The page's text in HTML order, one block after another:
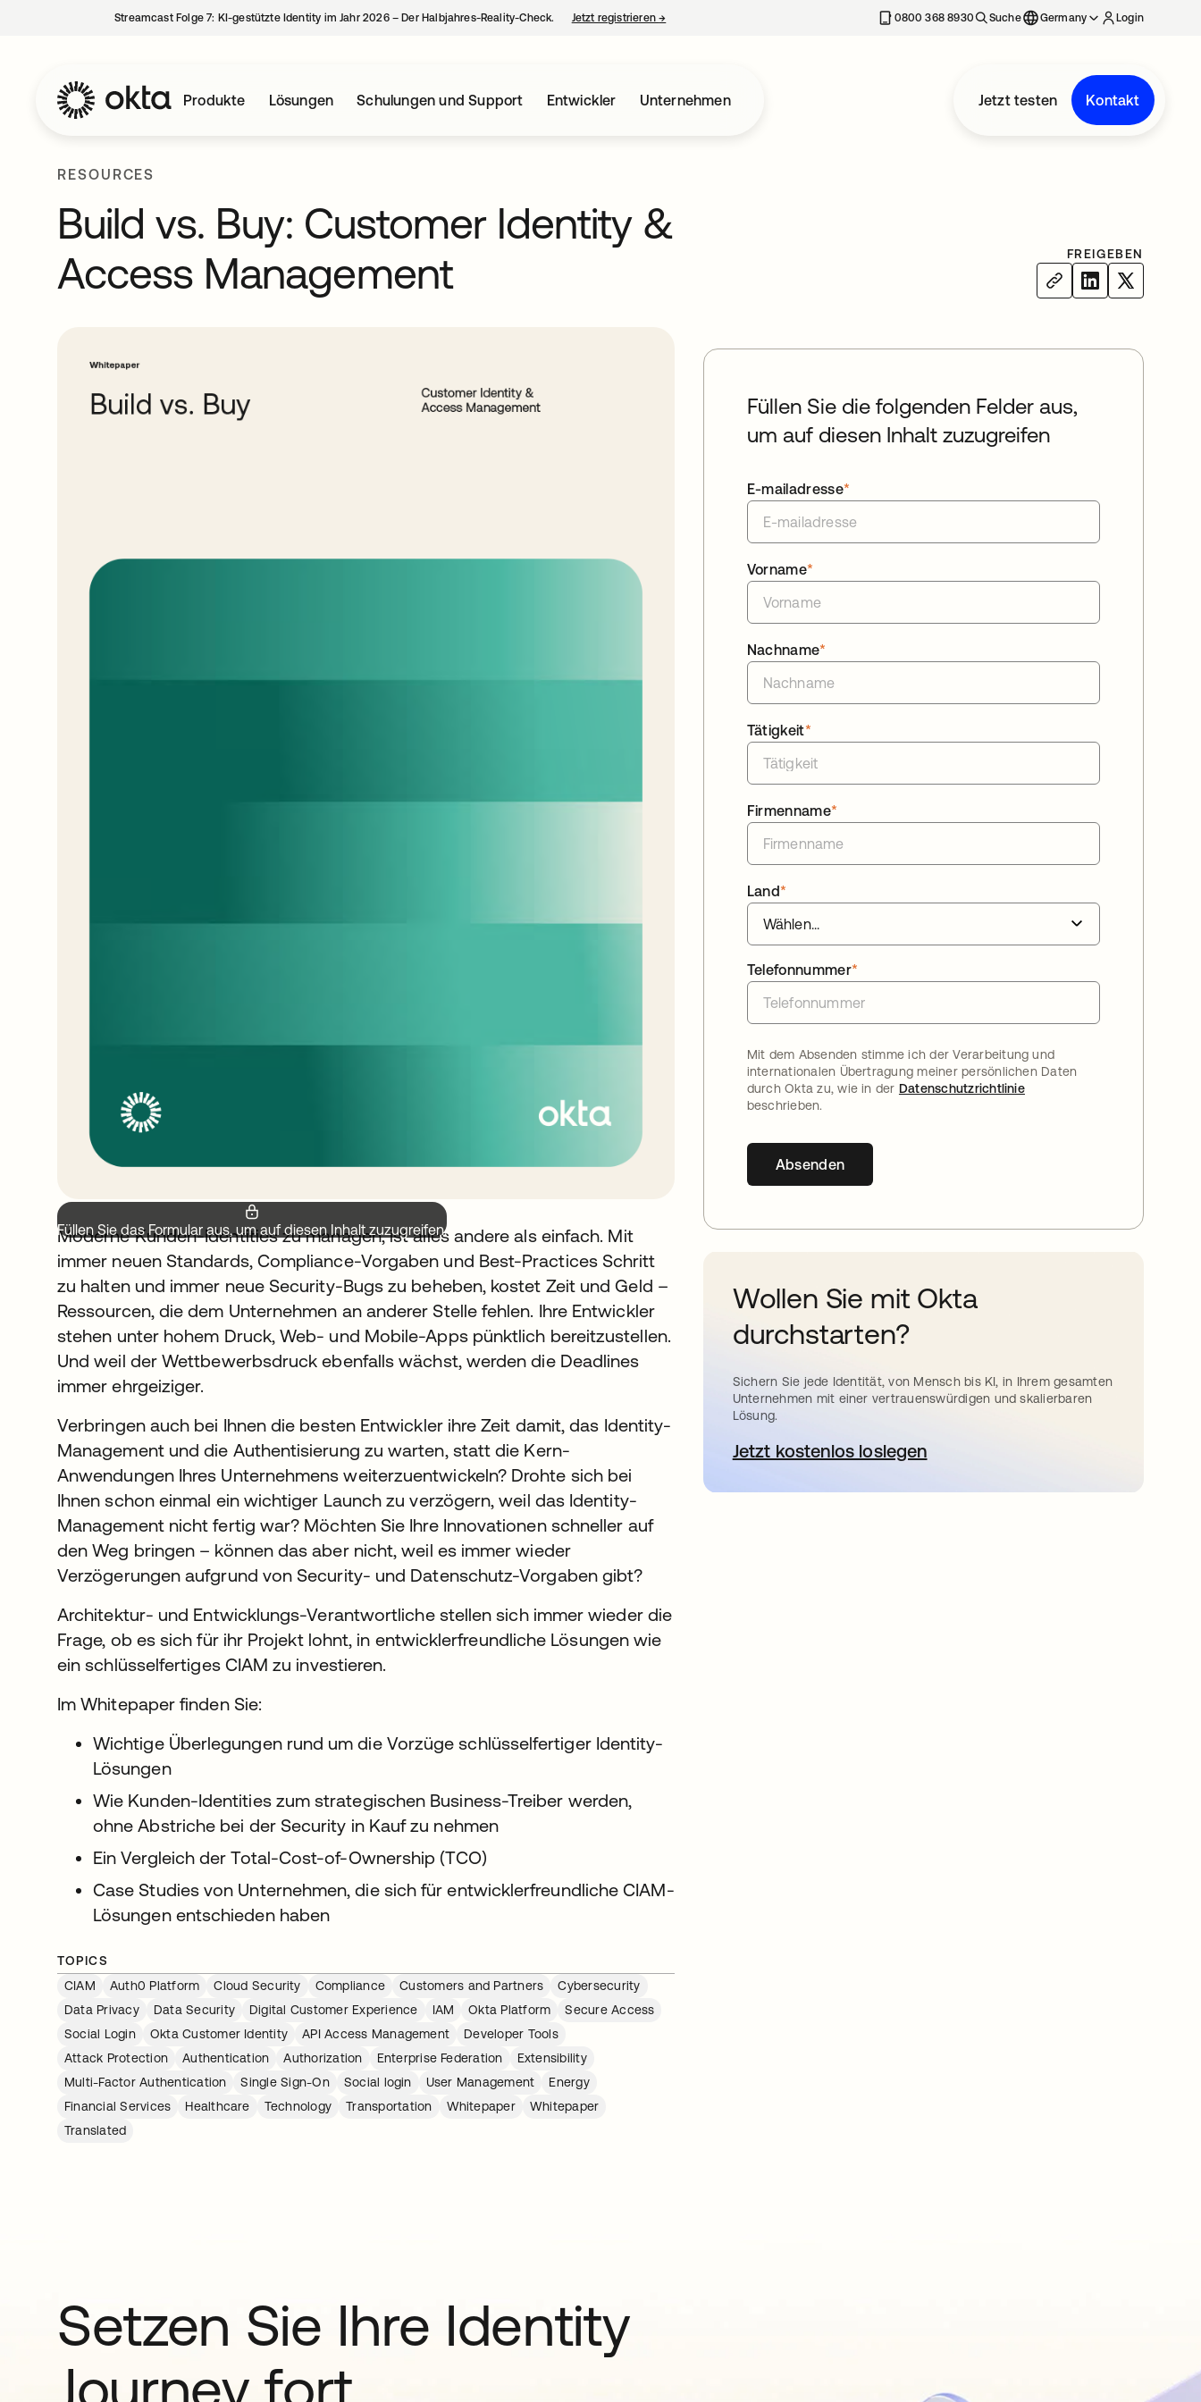
Streamcast Folge 7: KI-gestützte Identity im Jahr 2026 – Der Halbjahres-Reality-Check. Jetzt registrieren→ 0800 368 8930 Suche Germany Login
Produkte Lösungen Schulungen und Support Entwickler Unternehmen Jetzt testen Kontakt
RESOURCES
Build vs. Buy: Customer Identity &
Access Management
FREIGEBEN
Füllen Sie das Formular aus, um auf diesen Inhalt zuzugreifen.
Moderne Kunden-Identities zu managen, ist alles andere als einfach. Mit
immer neuen Standards, Compliance-Vorgaben und Best-Practices Schritt
zu halten und immer neue Security-Bugs zu beheben, kostet Zeit und Geld –
Ressourcen, die dem Unternehmen an anderer Stelle fehlen. Ihre Entwickler
stehen unter hohem Druck, Web- und Mobile-Apps pünktlich bereitzustellen.
Und weil der Wettbewerbsdruck ebenfalls wächst, werden die Deadlines
immer ehrgeiziger.
Verbringen auch bei Ihnen die besten Entwickler ihre Zeit damit, das Identity-
Management und die Authentisierung zu warten, statt die Kern-
Anwendungen Ihres Unternehmens weiterzuentwickeln? Drohte sich bei
Ihnen schon einmal ein wichtiger Launch zu verzögern, weil das Identity-
Management nicht fertig war? Möchten Sie Ihre Innovationen schneller auf
den Weg bringen – können das aber nicht, weil es immer wieder
Verzögerungen aufgrund von Security- und Datenschutz-Vorgaben gibt?
Architektur- und Entwicklungs-Verantwortliche stellen sich immer wieder die
Frage, ob es sich für ihr Projekt lohnt, in entwicklerfreundliche Lösungen wie
ein schlüsselfertiges CIAM zu investieren.
Im Whitepaper finden Sie:
Wichtige Überlegungen rund um die Vorzüge schlüsselfertiger Identity-
Lösungen
Wie Kunden-Identities zum strategischen Business-Treiber werden,
ohne Abstriche bei der Security in Kauf zu nehmen
Ein Vergleich der Total-Cost-of-Ownership (TCO)
Case Studies von Unternehmen, die sich für entwicklerfreundliche CIAM-
Lösungen entschieden haben
TOPICS
CIAM
Auth0 Platform Cloud Security Compliance Customers and Partners
Cybersecurity
Data Privacy
Data Security Digital Customer Experience IAM Okta Platform
Secure Access
Social Login
Okta Customer Identity API Access Management
Developer Tools
Attack Protection
Authentication Authorization Enterprise Federation
Extensibility
Multi-Factor Authentication
Single Sign-On Social login User Management
Energy
Financial Services
Healthcare Technology Transportation Whitepaper
Whitepaper
Translated
Füllen Sie die folgenden Felder aus,
um auf diesen Inhalt zuzugreifen
*
E-mailadresse
*
Vorname
*
Nachname
*
Tätigkeit
*
Firmenname
*
Land
*
Telefonnummer
Mit dem Absenden stimme ich der Verarbeitung und
internationalen Übertragung meiner persönlichen Daten
durch Okta zu, wie in der Datenschutzrichtlinie
beschrieben.
Absenden
Wollen Sie mit Okta
durchstarten?
Sichern Sie jede Identität, von Mensch bis KI, in Ihrem gesamten
Unternehmen mit einer vertrauenswürdigen und skalierbaren
Lösung.
Jetzt kostenlos loslegenwird in einer neuen Registerkarte geöffnet
Setzen Sie Ihre Identity
Journey fort